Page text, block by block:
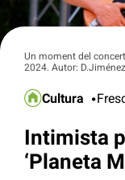
Un moment del
2024. Autor: D.Jiménez.
Cultura
Intimista
‘Planeta